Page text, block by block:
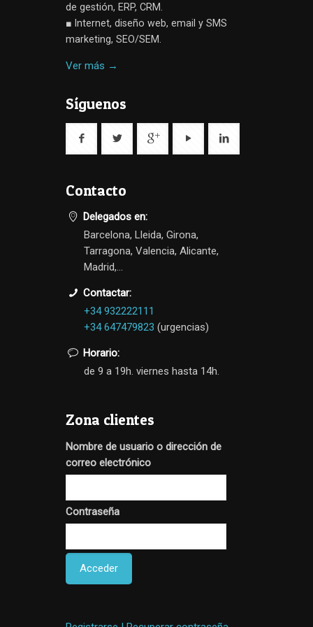
de gestión, ERP, CRM.
■ Internet, diseño web, email y SMS
marketing, SEO/SEM.
Ver más →
Síguenos
Contacto
Delegados en:
Barcelona, Lleida, Girona,
Tarragona, Valencia, Alicante,
Madrid,...
Contactar:
+34 932222111
+34 647479823 (urgencias)
Horario:
de 9 a 19h. viernes hasta 14h.
Zona clientes
Nombre de usuario o dirección de
correo electrónico
Contraseña